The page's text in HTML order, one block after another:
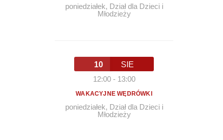
poniedziałek, Dział dla Dzieci i
Młodzieży
10
SIE
12:00- 13:00
WAKACYJNE WĘDRÓWKI
poniedziałek, Dział dla Dzieci i
Młodzieży